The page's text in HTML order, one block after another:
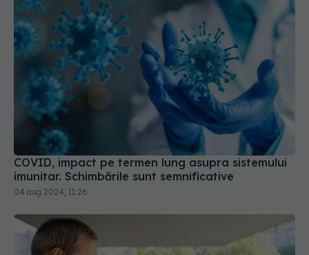
COVID, impact pe termen lung asupra sistemului
imunitar. Schimbările sunt semnificative
04 aug 2024, 11:26